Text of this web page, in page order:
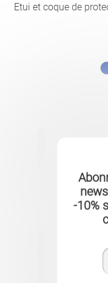
Etui et coque de
-10%